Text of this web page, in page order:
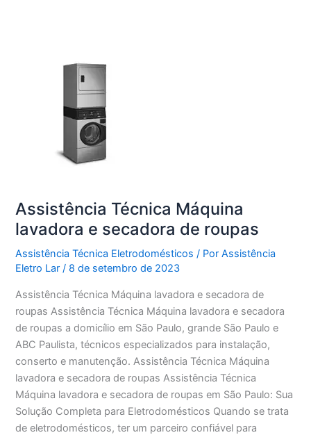
Assistência Técnica Máquina
lavadora e secadora de roupas
Assistência Técnica Eletrodomésticos / PorAssistência
Eletro Lar/ 8 de setembro de 2023
Assistência Técnica Máquina lavadora e secadora de
roupas Assistência Técnica Máquina lavadora e secadora
de roupas a domicílio em São Paulo, grande São Paulo e
ABC Paulista, técnicos especializados para instalação,
conserto e manutenção. Assistência Técnica Máquina
lavadora e secadora de roupas Assistência Técnica
Máquina lavadora e secadora de roupas em São Paulo: Sua
Solução Completa para Eletrodomésticos Quando se trata
de eletrodomésticos, ter um parceiro confiável para